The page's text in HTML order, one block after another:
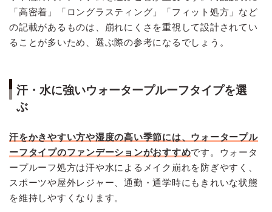
「高密着」「ロングラスティング」「フィット処方」など
の記載があるものは、崩れにくさを重視して設計されてい
ることが多いため、選ぶ際の参考になるでしょう。
汗・水に強いウォータープルーフタイプを選
ぶ
汗をかきやすい方や湿度の高い季節には、ウォータープル
ーフタイプのファンデーションがおすすめです。ウォータ
ープルーフ処方は汗や水によるメイク崩れを防ぎやすく、
スポーツや屋外レジャー、通勤・通学時にもきれいな状態
を維持しやすくなります。